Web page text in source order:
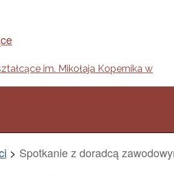
im. Mikołaja Kopernika w
Spotkanie z doradcą